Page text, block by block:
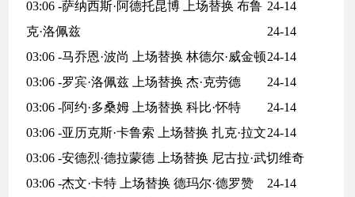
24-14
03:06 -萨纳西斯·阿德托昆博 上场替换 布鲁
克·洛佩兹
24-14
03:06 -马乔恩·波尚 上场替换 林德尔·威金顿24-14
03:06 -罗宾·洛佩兹 上场替换 杰·克劳德
24-14
03:06 -阿约·多桑姆 上场替换 科比·怀特
24-14
03:06 -亚历克斯·卡鲁索 上场替换 扎克·拉文24-14
03:06 -安德烈·德拉蒙德 上场替换 尼古拉·武切维奇
24-14
03:06 -杰文·卡特 上场替换 德玛尔·德罗赞